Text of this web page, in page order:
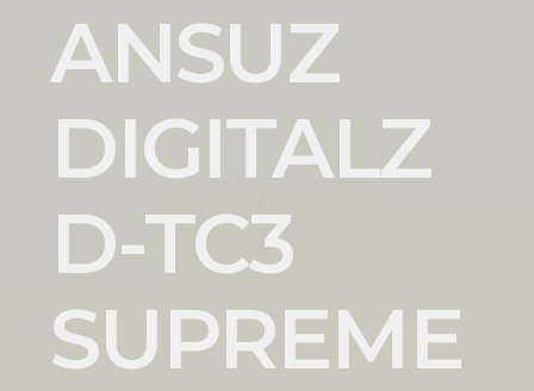
ANSUZ
DIGITALZ
D-TC3
SUPREME